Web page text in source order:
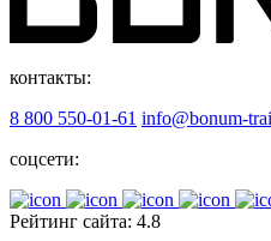
контакты:
8 800 550-01-61 info@bonum-
соцсети:
Рейтинг сайта: 4.8